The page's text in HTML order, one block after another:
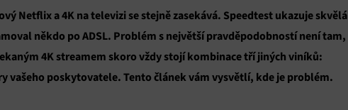
Netflix a 4K na televizi se stejně zasekává. Speedtest ukazuje skvělá
někdo po ADSL. Problém s největší pravděpodobností není tam,
4K streamem skoro vždy stojí kombinace tří jiných viníků:
vašeho poskytovatele. Tento článek vám vysvětlí, kde je problém.